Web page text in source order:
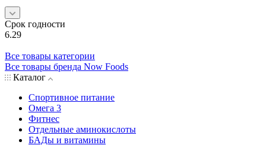
Срок годности
6.29
Все товары категории
Все товары бренда Now Foods
Каталог
Спортивное питание
Омега 3
Фитнес
Отдельные аминокислоты
БАДы и витамины